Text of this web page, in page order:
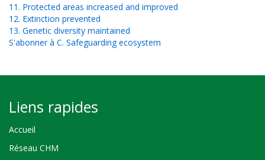
11. Protected areas increased and improved
12. Extinction prevented
13. Genetic diversity maintained
S'abonner à C. Safeguarding ecosystem
Liens rapides
Accueil
Réseau CHM